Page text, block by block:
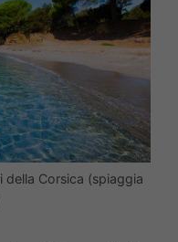
Corsica (spiaggia